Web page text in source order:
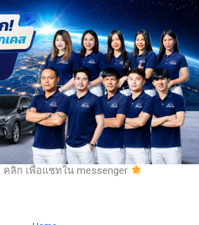
ลิก เพื่อแชทใน messenger